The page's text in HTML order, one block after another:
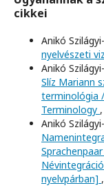
cikkei
Anikó
nyelvészeti
Anikó
Slíz Mariann
terminológia
Terminology ,
Anikó
nyelvpárban] ,